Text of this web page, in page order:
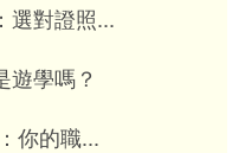
選對證照...
遊學嗎？
你的職...